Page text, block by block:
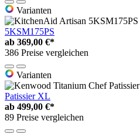
Varianten
5KSM175PS
ab 369,00 €*
386 Preise vergleichen
Varianten
Patissier XL
ab 499,00 €*
89 Preise vergleichen